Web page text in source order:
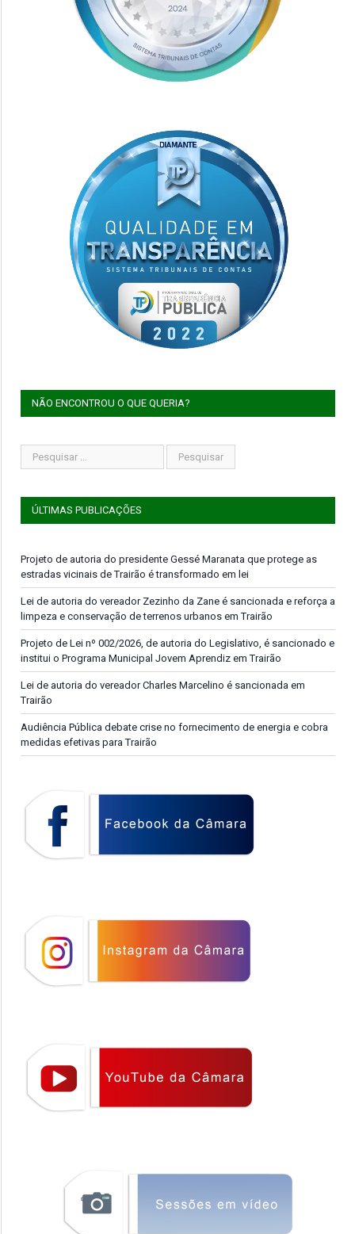
NÃO ENCONTROU O QUE QUERIA?
ÚLTIMAS PUBLICAÇÕES
Projeto de autoria do presidente Gessé Maranata que protege as
estradas vicinais de Trairão é transformado em lei
Lei de autoria do vereador Zezinho da Zane é sancionada e reforça a
limpeza e conservação de terrenos urbanos em Trairão
Projeto de Lei nº 002/2026, de autoria do Legislativo, é sancionado e
institui o Programa Municipal Jovem Aprendiz em Trairão
Lei de autoria do vereador Charles Marcelino é sancionada em
Trairão
Audiência Pública debate crise no fornecimento de energia e cobra
medidas efetivas para Trairão